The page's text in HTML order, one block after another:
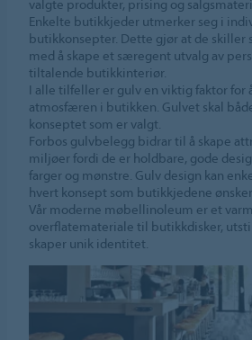
valgte produkter, prising og
Enkelte butikkjeder utmerker seg i
butikkonsepter. Dette gjør at de skiller
med å skape et særegent utvalg av
tiltalende butikkinteriør.
I alle tilfeller er gulv en viktig faktor for
atmosfæren i butikken. Gulvet skal
konseptet som er valgt.
Forbos gulvbelegg bidrar til å skape
miljøer fordi de er holdbare, gode
farger og mønstre. Gulv design kan
hvert konsept som butikkjedene ønsker.
Vår moderne møbellinoleum er et
overflatemateriale til butikkdisker,
skaper unik identitet.